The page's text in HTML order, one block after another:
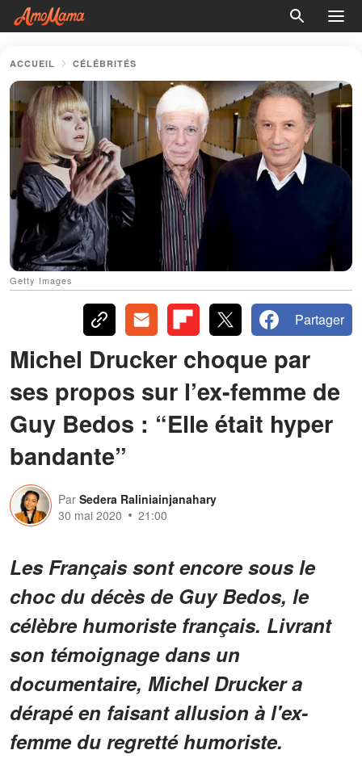
ACCUEIL CÉLÉBRITÉS
Getty Images
Partager
Michel Drucker choque par
ses propos sur l’ex-femme de
Guy Bedos : “Elle était hyper
bandante”
Par Sedera Raliniainjanahary
30 mai 2020
21:00
Les Français sont encore sous le
choc du décès de Guy Bedos, le
célèbre humoriste français. Livrant
son témoignage dans un
documentaire, Michel Drucker a
dérapé en faisant allusion à l'ex-
femme du regretté humoriste.